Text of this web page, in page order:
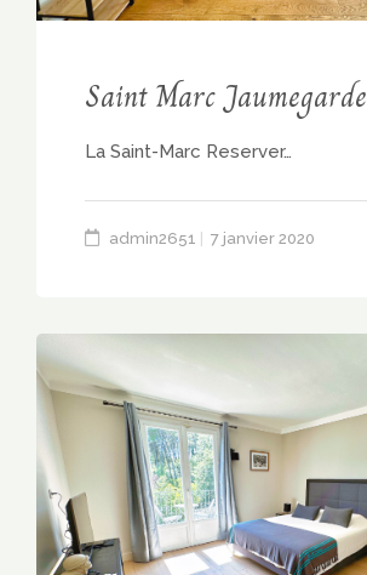
Saint Marc Jaumegarde
La Saint-Marc Reserver…
admin2651 7 janvier 2020